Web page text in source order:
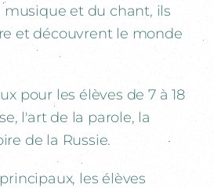
musique et du chant, ils
et découvrent le monde
pour les élèves de 7 à 18
l'art de la parole, la
de la Russie.
les élèves